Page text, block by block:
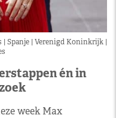
Spanje Verenigd Koninkrijk
én in
week Max